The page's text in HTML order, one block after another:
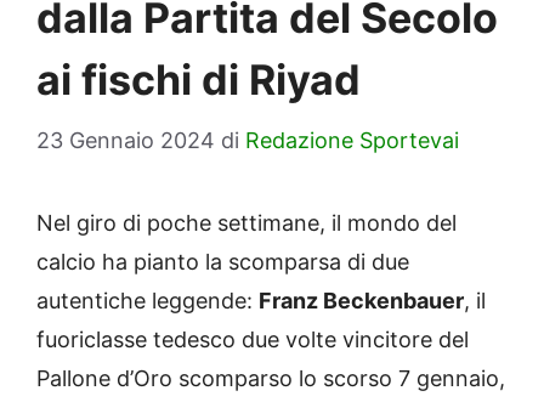
dalla Partita del Secolo
ai fischi di Riyad
23 Gennaio 2024 di Redazione Sportevai
Nel giro di poche settimane, il mondo del
calcio ha pianto la scomparsa di due
autentiche leggende: Franz Beckenbauer, il
fuoriclasse tedesco due volte vincitore del
Pallone d’Oro scomparso lo scorso 7 gennaio,